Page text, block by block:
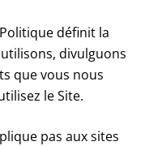
définit la
divulguons
que vous nous
le Site.
pas aux sites